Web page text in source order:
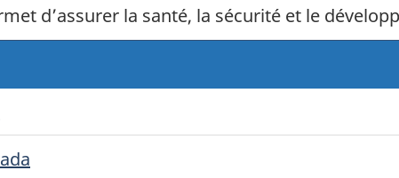
d’assurer la santé, la sécurité et le